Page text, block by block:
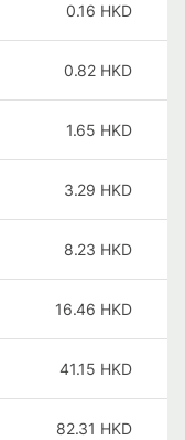
0.16 HKD
0.82 HKD
1.65 HKD
3.29 HKD
8.23 HKD
16.46 HKD
41.15 HKD
82.31 HKD